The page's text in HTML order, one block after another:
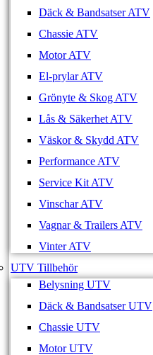
Däck & Bandsatser ATV
Chassie ATV
Motor ATV
El-prylar ATV
Grönyte & Skog ATV
Lås & Säkerhet ATV
Väskor & Skydd ATV
Performance ATV
Service Kit ATV
Vinschar ATV
Vagnar & Trailers ATV
Vinter ATV
UTV Tillbehör
Belysning UTV
Däck & Bandsatser UTV
Chassie UTV
Motor UTV